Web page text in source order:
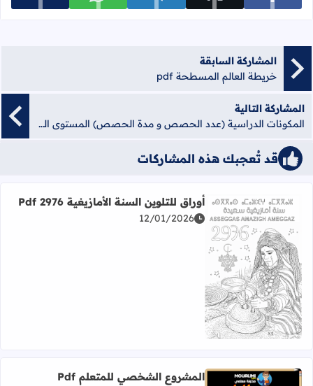
المشاركة السابقة
خريطة العالم المسطحة pdf
المشاركة التالية
المكونات الدراسية (عدد الحصص و مدة الحصص) المستوى الثاني
قد تُعجبك هذه المشاركات
اقرأ المزيد عن أوراق للتلوين السنة الأمازيغية 2976 Pdf
أوراق للتلوين السنة الأمازيغية 2976 Pdf
12/01/2026
المشروع الشخصي للمتعلم Pdf